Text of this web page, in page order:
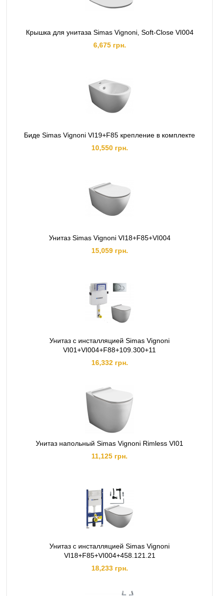
Крышка для унитаза Simas Vignoni, Soft-Сlose VI004
6,675 грн.
Биде Simas Vignoni VI19+F85 крепление в комплекте
10,550 грн.
Унитаз Simas Vignoni VI18+F85+VI004
15,059 грн.
Унитаз с инсталляцией Simas Vignoni
VI01+VI004+F88+109.300+11
16,332 грн.
Унитаз напольный Simas Vignoni Rimless VI01
11,125 грн.
Унитаз с инсталляцией Simas Vignoni
VI18+F85+VI004+458.121.21
18,233 грн.